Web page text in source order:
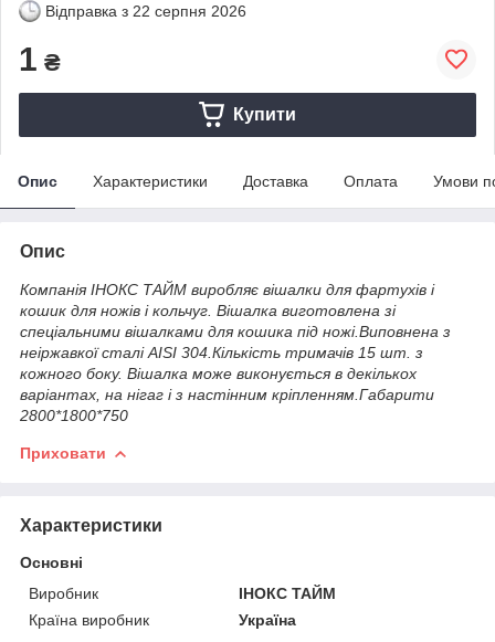
Відправка з 22 серпня 2026
1 ₴
Купити
Опис Характеристики Доставка Оплата Умови
Опис
Компанія ІНОКС ТАЙМ виробляє вішалки для фартухів і
кошик для ножів і кольчуг. Вішалка виготовлена зі
спеціальними вішалками для кошика під ножі.Виповнена з
неіржавкої сталі AISI 304.Кількість тримачів 15 шт. з
кожного боку. Вішалка може виконується в декількох
варіантах, на нігаг і з настінним кріпленням.Габарити
2800*1800*750
Приховати
Характеристики
Основні
Виробник
ІНОКС ТАЙМ
Країна виробник
Україна